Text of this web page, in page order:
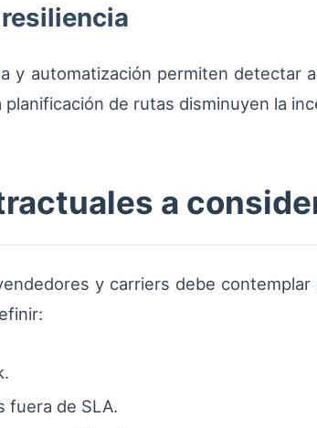
y automatización permiten detectar
de rutas disminuyen la
a
y carriers debe
fuera de SLA.